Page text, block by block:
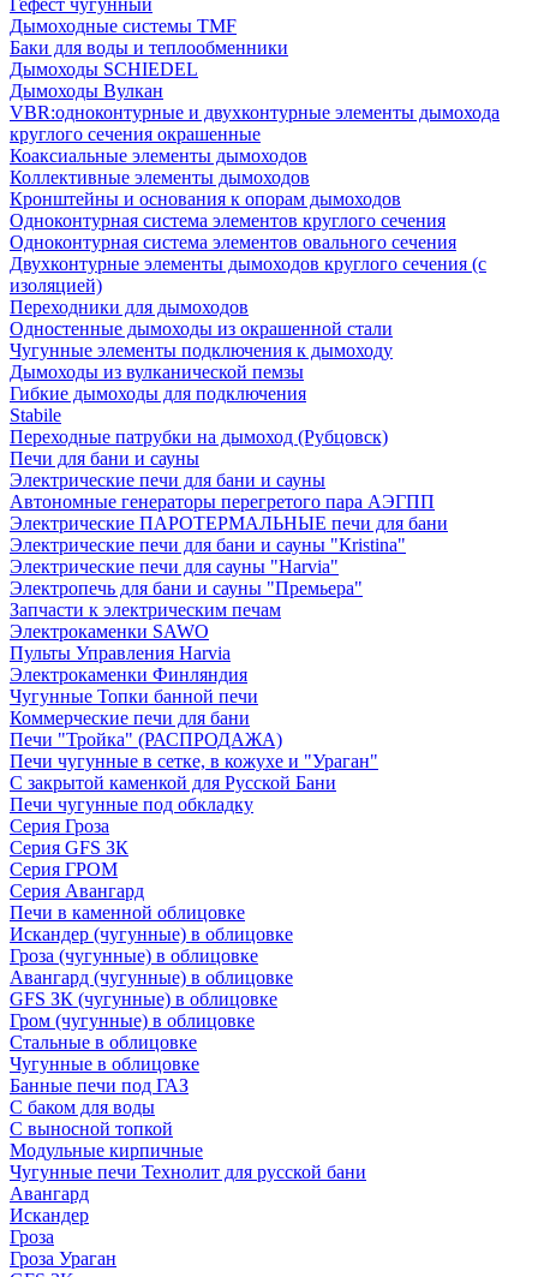
Гефест чугунный
Дымоходные системы TMF
Баки для воды и теплообменники
Дымоходы SCHIEDEL
Дымоходы Вулкан
VBR:одноконтурные и двухконтурные элементы дымохода
круглого сечения окрашенные
Коаксиальные элементы дымоходов
Коллективные элементы дымоходов
Кронштейны и основания к опорам дымоходов
Одноконтурная система элементов круглого сечения
Одноконтурная система элементов овального сечения
Двухконтурные элементы дымоходов круглого сечения (с
изоляцией)
Переходники для дымоходов
Одностенные дымоходы из окрашенной стали
Чугунные элементы подключения к дымоходу
Дымоходы из вулканической пемзы
Гибкие дымоходы для подключения
Stabile
Переходные патрубки на дымоход (Рубцовск)
Печи для бани и сауны
Электрические печи для бани и сауны
Автономные генераторы перегретого пара АЭГПП
Электрические ПАРОТЕРМАЛЬНЫЕ печи для бани
Электрические печи для бани и сауны "Кristina"
Электрические печи для сауны "Harvia"
Электропечь для бани и сауны "Премьера"
Запчасти к электрическим печам
Электрокаменки SAWO
Пульты Управления Harvia
Электрокаменки Финляндия
Чугунные Топки банной печи
Коммерческие печи для бани
Печи "Тройка" (РАСПРОДАЖА)
Печи чугунные в сетке, в кожухе и "Ураган"
С закрытой каменкой для Русской Бани
Печи чугунные под обкладку
Серия Гроза
Серия GFS ЗК
Серия ГРОМ
Серия Авангард
Печи в каменной облицовке
Искандер (чугунные) в облицовке
Гроза (чугунные) в облицовке
Авангард (чугунные) в облицовке
GFS ЗК (чугунные) в облицовке
Гром (чугунные) в облицовке
Стальные в облицовке
Чугунные в облицовке
Банные печи под ГАЗ
С баком для воды
С выносной топкой
Модульные кирпичные
Чугунные печи Технолит для русской бани
Авангард
Искандер
Гроза
Гроза Ураган